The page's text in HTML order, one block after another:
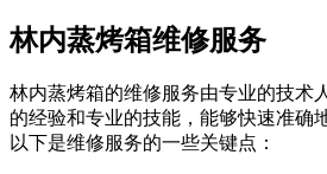
林内蒸烤箱维修服务
林内蒸烤箱的维修服务由专业的技术
的经验和专业的技能，能够快速准确
以下是维修服务的一些关键点：